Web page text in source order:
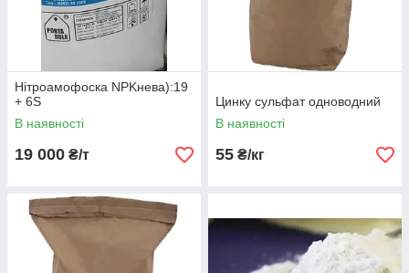
Нітроамофоска NPKнева):19
+ 6S
В наявності
19 000 ₴/т
Цинку сульфат одноводний
В наявності
55 ₴/кг